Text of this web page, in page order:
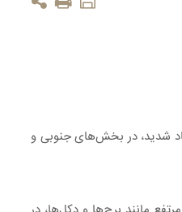
تا شنبه (۱۰ تا ۱۴ تیرماه) در بعضی ساعت‌ها وزش باد شدید، در بخش‌های جنوبی و